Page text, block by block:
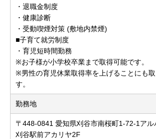
・退職金制度
・健康診断
・受動喫煙対策 (敷地内禁煙)
■子育て就労制度
・育児短時間勤務
※お子様が小学校卒業まで取得可能です。
※男性の育児休業取得率を上げることにも
す。
勤務地
〒448-0841 愛知県刈谷市南桜町1-72-1アル
刈谷駅前アカリヤ2F